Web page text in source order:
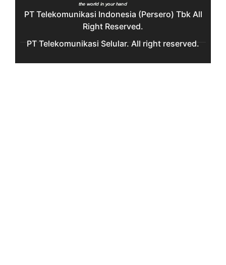
PT Telekomunikasi Indonesia (Persero) Tbk All
Right Reserved.
PT Telekomunikasi Selular. All right reserved.